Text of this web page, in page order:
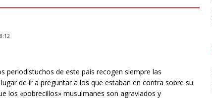
de este país recogen siempre las
de ir a preguntar a los que estaban en contra sobre su
los «pobrecillos» musulmanes son agraviados y